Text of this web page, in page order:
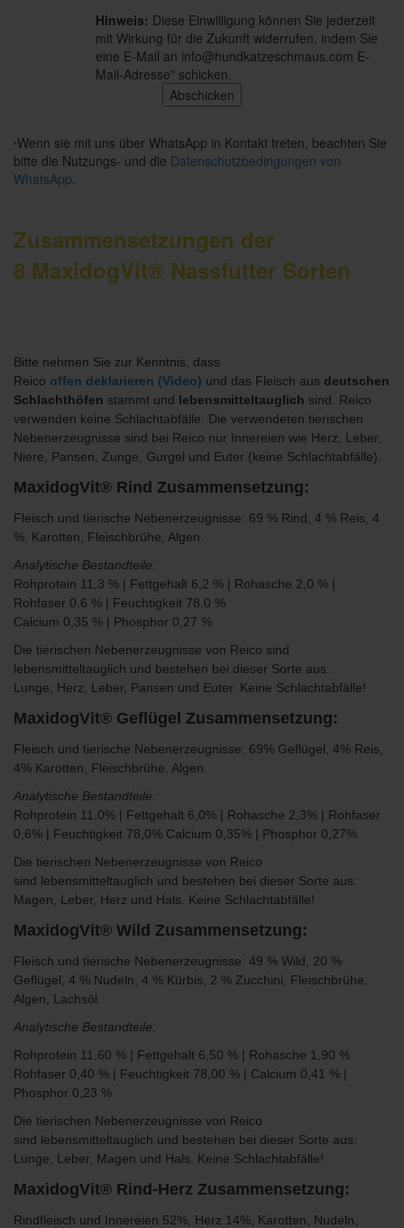
Hinweis: Diese Einwilligung können Sie jederzeit
mit Wirkung für die Zukunft widerrufen, indem Sie
eine E-Mail an info@hundkatzeschmaus.com E-
Mail-Adresse" schicken.
*Wenn sie mit uns über WhatsApp in Kontakt treten, beachten Sie
bitte die Nutzungs- und die Datenschutzbedingungen von
WhatsApp
Zusammensetzungen der
8 MaxidogVit® Nassfutter Sorten
Bitte nehmen Sie zur Kenntnis, dass
Reico offen deklarieren (Video) und das Fleisch aus deutschen
Schlachthöfen stammt und lebensmitteltauglich sind. Reico
verwenden keine Schlachtabfälle. Die verwendeten tierischen
Nebenerzeugnisse sind bei Reico nur Innereien wie Herz, Leber,
Niere, Pansen, Zunge, Gurgel und Euter (keine Schlachtabfälle).
MaxidogVit® Rind Zusammensetzung:
Fleisch und tierische Nebenerzeugnisse: 69 % Rind, 4 % Reis, 4
%, Karotten, Fleischbrühe, Algen.
Analytische Bestandteile:
Rohprotein 11,3 % | Fettgehalt 6,2 % | Rohasche 2,0 % |
Rohfaser 0,6 % | Feuchtigkeit 78,0 %
Calcium 0,35 % | Phosphor 0,27 %
Die tierischen Nebenerzeugnisse von Reico sind
lebensmitteltauglich und bestehen bei dieser Sorte aus:
Lunge, Herz, Leber, Pansen und Euter. Keine Schlachtabfälle!
MaxidogVit® Geflügel Zusammensetzung:
Fleisch und tierische Nebenerzeugnisse: 69% Geflügel, 4% Reis,
4% Karotten, Fleischbrühe, Algen.
Analytische Bestandteile:
Rohprotein 11,0% | Fettgehalt 6,0% | Rohasche 2,3% | Rohfaser
0,6% | Feuchtigkeit 78,0% Calcium 0,35% | Phosphor 0,27%
Die tierischen Nebenerzeugnisse von Reico
sind lebensmitteltauglich und bestehen bei dieser Sorte aus:
Magen, Leber, Herz und Hals. Keine Schlachtabfälle!
MaxidogVit® Wild Zusammensetzung:
Fleisch und tierische Nebenerzeugnisse: 49 % Wild, 20 %
Geflügel, 4 % Nudeln, 4 % Kürbis, 2 % Zucchini, Fleischbrühe,
Algen, Lachsöl.
Analytische Bestandteile:
Rohprotein 11,60 % | Fettgehalt 6,50 % | Rohasche 1,90 %
Rohfaser 0,40 % | Feuchtigkeit 78,00 % | Calcium 0,41 % |
Phosphor 0,23 %
Die tierischen Nebenerzeugnisse von Reico
sind lebensmitteltauglich und bestehen bei dieser Sorte aus:
Lunge, Leber, Magen und Hals. Keine Schlachtabfälle!
MaxidogVit® Rind-Herz Zusammensetzung:
Rindfleisch und Innereien 52%, Herz 14%, Karotten, Nudeln,